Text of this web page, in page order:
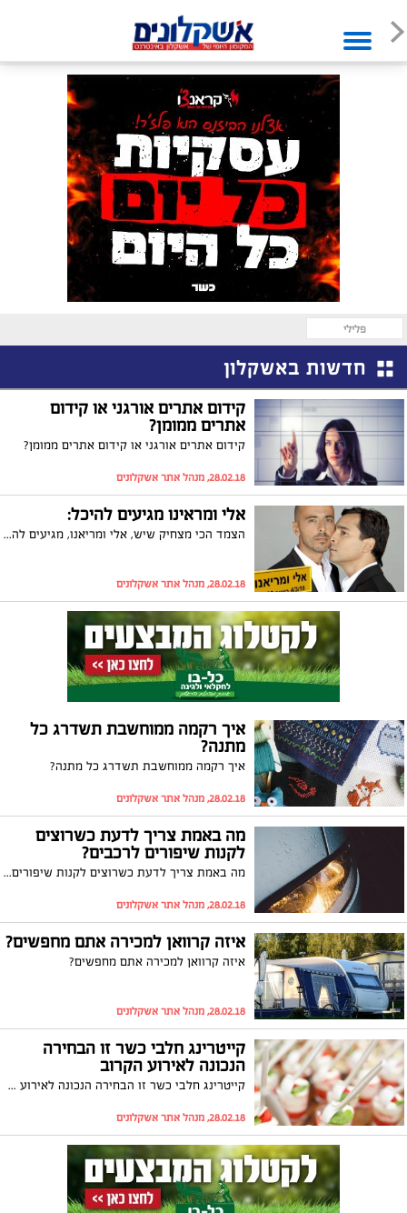
פלילי
חדשות באשקלון
קידום אתרים אורגני או קידום
אתרים ממומן?
קידום אתרים אורגני או קידום אתרים ממומן?
28.02.18, מנהל אתר אשקלונים
אלי ומראינו מגיעים להיכל:
הצמד הכי מצחיק שיש, אלי ומריאנו, מגיעים להופעה קורעת בהיכל התרבות אשקלון
28.02.18, מנהל אתר אשקלונים
איך רקמה ממוחשבת תשדרג כל
מתנה?
איך רקמה ממוחשבת תשדרג כל מתנה?
28.02.18, מנהל אתר אשקלונים
מה באמת צריך לדעת כשרוצים
לקנות שיפורים לרכבים?
מה באמת צריך לדעת כשרוצים לקנות שיפורים לרכבים?
28.02.18, מנהל אתר אשקלונים
איזה קרוואן למכירה אתם מחפשים?
איזה קרוואן למכירה אתם מחפשים?
28.02.18, מנהל אתר אשקלונים
קייטרינג חלבי כשר זו הבחירה
הנכונה לאירוע הקרוב
קייטרינג חלבי כשר זו הבחירה הנכונה לאירוע הקרוב
28.02.18, מנהל אתר אשקלונים